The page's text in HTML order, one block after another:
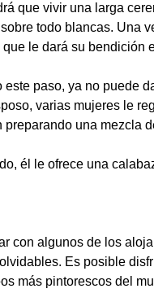
que vivir una larga
todo blancas. Una
le dará su bendición
este paso, ya no puede
varias mujeres le
preparando una mezcla
él le ofrece una
con algunos de los
Es posible
más pintorescos del